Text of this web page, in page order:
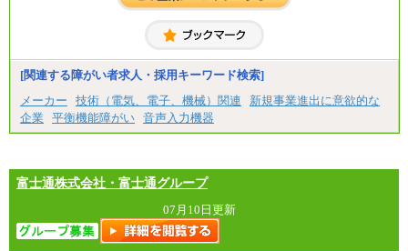
[関連する障がい者求人・採用キーワード検索]
メーカー
技術（電気、電子、機械）関連
新規事業進出に意欲的な
企業
平衡機能障がい 音声入力機器
富士通株式会社・富士通グループ
07月10日更新